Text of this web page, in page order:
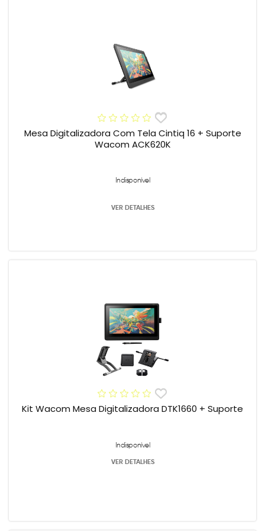
Mesa Digitalizadora Com Tela Cintiq 16 + Suporte
Wacom ACK620K
Indisponível
VER DETALHES
Kit Wacom Mesa Digitalizadora DTK1660 + Suporte
Indisponível
VER DETALHES